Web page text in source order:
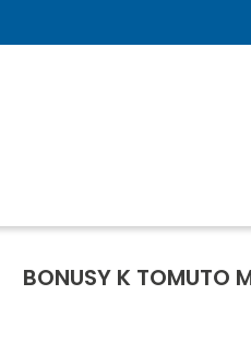
BONUSY K TOMUTO